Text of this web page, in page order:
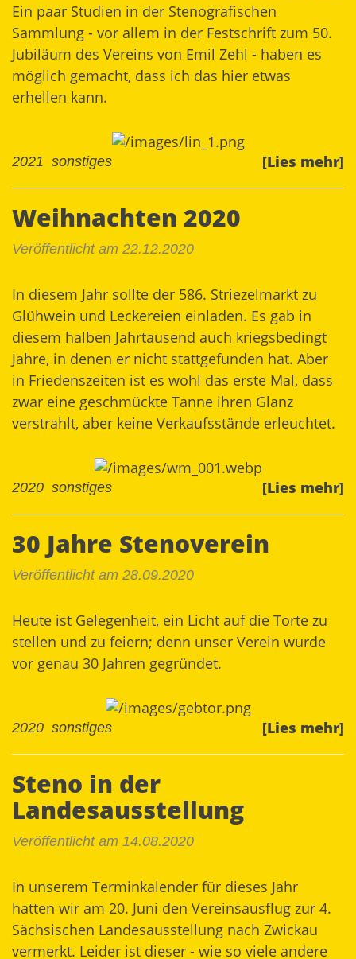
Ein paar Studien in der Stenografischen
Sammlung - vor allem in der Festschrift zum 50.
Jubiläum des Vereins von Emil Zehl - haben es
möglich gemacht, dass ich das hier etwas
erhellen kann.
[Lies mehr]
2021 sonstiges
Weihnachten 2020
Veröffentlicht am 22.12.2020
In diesem Jahr sollte der 586. Striezelmarkt zu
Glühwein und Leckereien einladen. Es gab in
diesem halben Jahrtausend auch kriegsbedingt
Jahre, in denen er nicht stattgefunden hat. Aber
in Friedenszeiten ist es wohl das erste Mal, dass
zwar eine geschmückte Tanne ihren Glanz
verstrahlt, aber keine Verkaufsstände erleuchtet.
[Lies mehr]
2020 sonstiges
30 Jahre Stenoverein
Veröffentlicht am 28.09.2020
Heute ist Gelegenheit, ein Licht auf die Torte zu
stellen und zu feiern; denn unser Verein wurde
vor genau 30 Jahren gegründet.
[Lies mehr]
2020 sonstiges
Steno in der
Landesausstellung
Veröffentlicht am 14.08.2020
In unserem Terminkalender für dieses Jahr
hatten wir am 20. Juni den Vereinsausflug zur 4.
Sächsischen Landesausstellung nach Zwickau
vermerkt. Leider ist dieser - wie so viele andere